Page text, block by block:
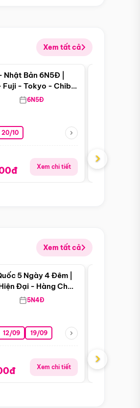
Xem tất cả
Điểm nổi bật
Nhật Bản 6N5Đ |
Fuji - Tokyo - Chiba
6N5Đ
20/10
Xem chi tiết
Giá từ:
›
Xem tất cả
Điểm nổi bật
5 Ngày 4 Đêm |
Đại - Hàng Châu
Cổ Kính
5N4Đ
12/09 19/09
Xem chi tiết
Giá từ:
›